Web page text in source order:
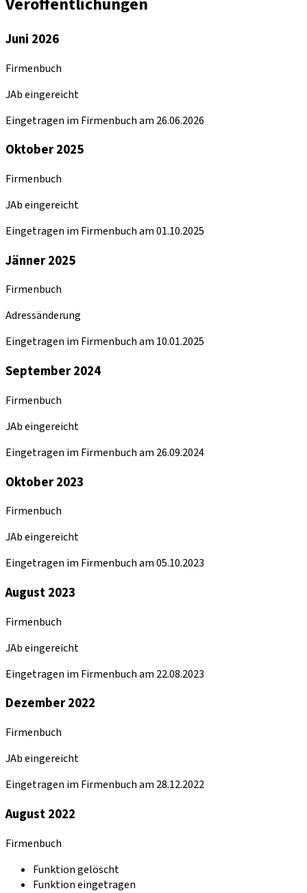
Juni 2026
Firmenbuch
JAb eingereicht
Eingetragen im Firmenbuch am 26.06.2026
Oktober 2025
Firmenbuch
JAb eingereicht
Eingetragen im Firmenbuch am 01.10.2025
Jänner 2025
Firmenbuch
Adressänderung
Eingetragen im Firmenbuch am 10.01.2025
September 2024
Firmenbuch
JAb eingereicht
Eingetragen im Firmenbuch am 26.09.2024
Oktober 2023
Firmenbuch
JAb eingereicht
Eingetragen im Firmenbuch am 05.10.2023
August 2023
Firmenbuch
JAb eingereicht
Eingetragen im Firmenbuch am 22.08.2023
Dezember 2022
Firmenbuch
JAb eingereicht
Eingetragen im Firmenbuch am 28.12.2022
August 2022
Firmenbuch
Funktion gelöscht
Funktion eingetragen